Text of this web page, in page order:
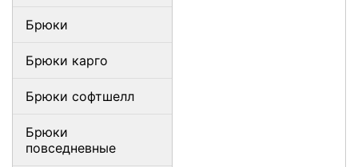
Брюки
Брюки карго
Брюки софтшелл
Брюки
повседневные